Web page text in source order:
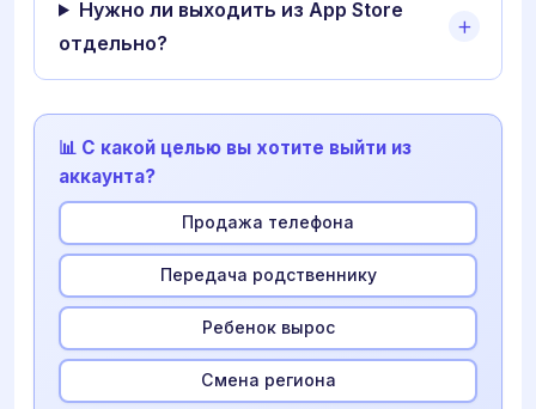
Нужно ли выходить из App Store
отдельно?
📊 С какой целью вы хотите выйти из
аккаунта?
Продажа телефона
Передача родственнику
Ребенок вырос
Смена региона